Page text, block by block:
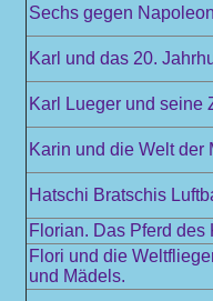
Sechs gegen
Karl und das 20.
Karl Lueger und seine
Karin und die Welt der
Hatschi Bratschis
Florian. Das Pferd des
Flori und die
und Mädels.